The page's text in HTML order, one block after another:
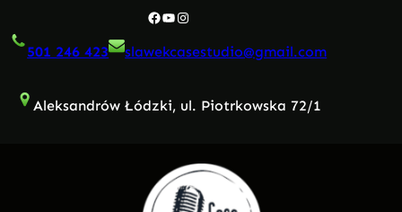
do
Facebook
YouTube
Instagram
501 246 423 slawekcasestudio@gmail.com
Aleksandrów Łódzki, ul. Piotrkowska 72/1